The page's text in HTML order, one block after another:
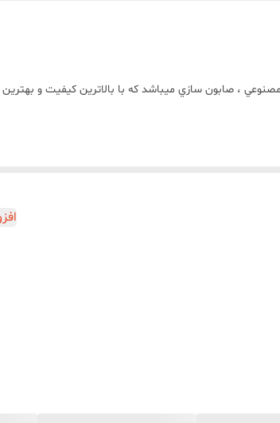
، صابون سازي ميباشد که با بالاترين کيفيت و بهترين